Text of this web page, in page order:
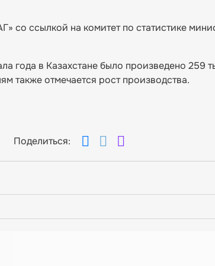
со ссылкой на комитет по статистике
года в Казахстане было произведено 259
также отмечается рост производства.
Поделиться: